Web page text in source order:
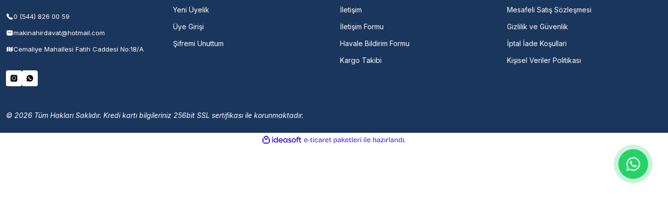
0 (544) 826 00 59
makinahirdavat@hotmail.com
Cemaliye Mahallesi Fatih Caddesi No:18/A
Yeni Üyelik
Üye Girişi
Şifremi Unuttum
İletişim
İletişim Formu
Havale Bildirim Formu
Kargo Takibi
Mesafeli Satış Sözleşmesi
Gizlilik ve Güvenlik
İptal İade Koşullari
Kişisel Veriler Politikası
© 2026 Tüm Hakları Saklıdır. Kredi kartı bilgileriniz 256bit SSL sertifikası ile korunmaktadır.
ideasoft
e-